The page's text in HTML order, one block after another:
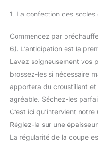
1. La confection des
Commencez par
6). L’anticipation est la
Lavez soigneusement vos
brossez-les si nécessaire
apportera du croustillant
agréable. Séchez-les
C’est ici qu’intervient
Réglez-la sur une
La régularité de la coupe